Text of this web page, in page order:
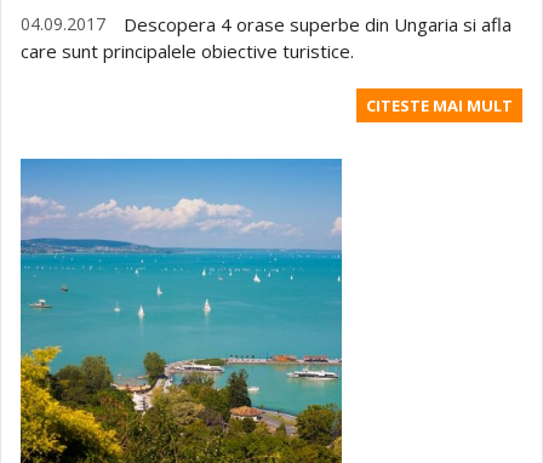
04.09.2017
Descopera 4 orase superbe din Ungaria si afla
care sunt principalele obiective turistice.
CITESTE MAI MULT